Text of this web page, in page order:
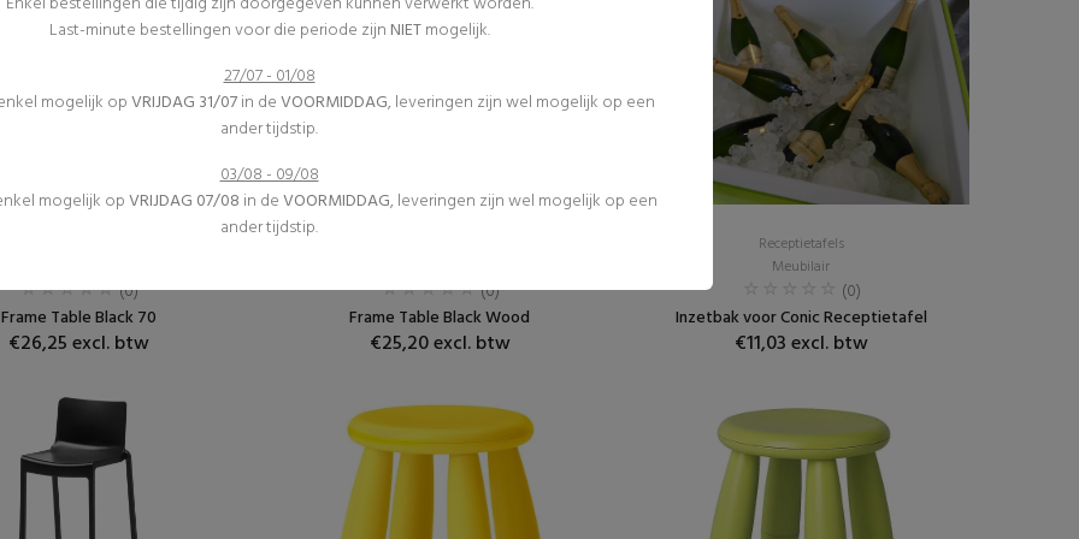
(0)
Frame Table Black 70
€26,25 excl. btw
(0)
Frame Table Black Wood
€25,20 excl. btw
Receptietafels
Meubilair
(0)
Inzetbak voor Conic Receptietafel
€11,03 excl. btw
Last-minute bestellingen voor die periode zijn NIETmogelijk.
27/07 - 01/08
mogelijk opVRIJDAG 31/07in deVOORMIDDAG, leveringen zijn wel mogelijk op een
ander tijdstip.
03/08 - 09/08
mogelijk opVRIJDAG 07/08 in deVOORMIDDAG, leveringen zijn wel mogelijk op een
ander tijdstip.